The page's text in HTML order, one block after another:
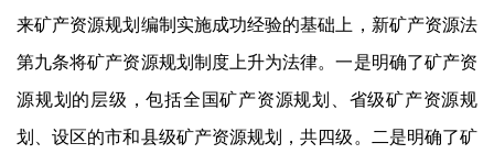
来矿产资源规划编制实施成功经验的基础上，新矿产资源法
第九条将矿产资源规划制度上升为法律。一是明确了矿产资
源规划的层级，包括全国矿产资源规划、省级矿产资源规
划、设区的市和县级矿产资源规划，共四级。二是明确了矿